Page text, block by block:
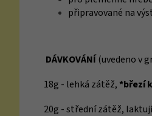
připravované na
DÁVKOVÁNÍ(uvedeno v
18g - lehká zátěž, *březí
20g - střední zátěž,